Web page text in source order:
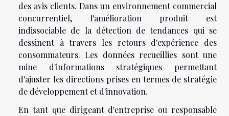
des avis clients. Dans un environnement commercial
concurrentiel, l'amélioration produit est
indissociable de la détection de tendances qui se
dessinent à travers les retours d'expérience des
consommateurs. Les données recueillies sont une
mine d'informations stratégiques permettant
d'ajuster les directions prises en termes de stratégie
de développement et d'innovation.
En tant que dirigeant d'entreprise ou responsable